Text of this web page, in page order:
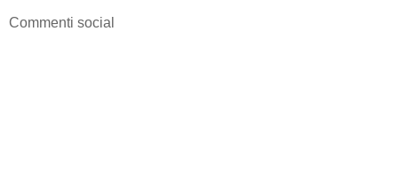
Commenti social